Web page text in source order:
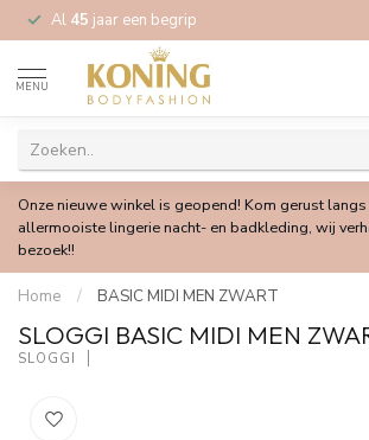
Al 45 jaar een begrip
MENU
Onze nieuwe winkel is geopend! Kom gerust
allermooiste lingerie nacht- en badkleding, wij
bezoek!!
Home / BASIC MIDI MEN ZWART
SLOGGI BASIC MIDI MEN
SLOGGI